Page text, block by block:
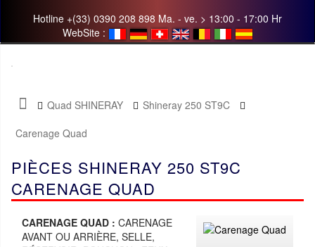
Hotline +(33) 0390 208 898 Ma. - ve. > 13:00 - 17:00 Hr
WebSite :
Quad SHINERAY
Shineray 250 ST9C
Carenage Quad
PIÈCES SHINERAY 250 ST9C
CARENAGE QUAD
CARENAGE QUAD : CARENAGE
AVANT OU ARRIÈRE, SELLE,